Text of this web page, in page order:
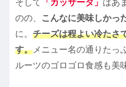
のの、 こんなに美味しかっ
に。 チーズは程よい冷たさ
す。 メニュー名の通りたっ
ルーツのゴロゴロ食感も美